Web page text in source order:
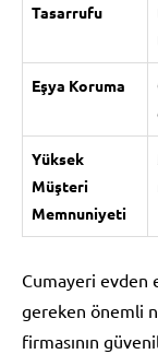
Tasarrufu
Eşya Koruma
Yüksek
Müşteri
Memnuniyeti
Cumayeri evden
gereken önemli
firmasının